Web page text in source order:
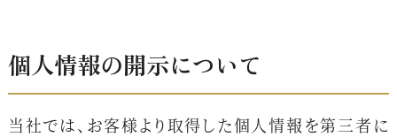
個人情報の開示について
当社では、お客様より取得した個人情報を第三者に